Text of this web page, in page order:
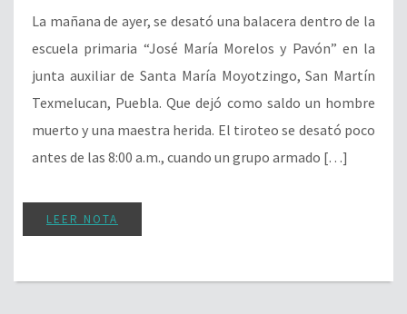
La mañana de ayer, se desató una balacera dentro de la
escuela primaria “José María Morelos y Pavón” en la
junta auxiliar de Santa María Moyotzingo, San Martín
Texmelucan, Puebla. Que dejó como saldo un hombre
muerto y una maestra herida. El tiroteo se desató poco
antes de las 8:00 a.m., cuando un grupo armado […]
LEER NOTA